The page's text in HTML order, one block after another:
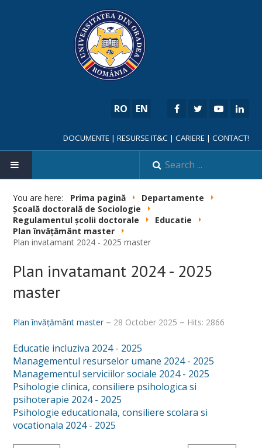
RO EN
DOCUMENTE | RESURSE IT&C | CARIERE | CONTACT!
HOME
You are here: Prima pagină
Departamente
Școală doctorală de Sociologie
Regulamentul școlii doctorale
Educatie
Plan învățământ master
Plan invatamant 2024 - 2025 master
Plan invatamant 2024 - 2025
master
Plan învățământ master 28 October 2025 Hits: 2866
Educatie incluziva 2024 - 2025
Managementul resurselor umane 2024 - 2025
Managementul serviciilor sociale 2024 - 2025
Psihologie clinica, consiliere psihologica si
psihoterapie 2024 - 2025
Psihologie educationala, consiliere scolara si
vocationala 2024 - 2025